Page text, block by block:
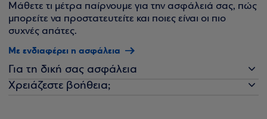
Μάθετε τι μέτρα παίρνουμε για την ασφάλειά σας, πώς
μπορείτε να προστατευτείτε και ποιες είναι οι πιο
συχνές απάτες.
Με ενδιαφέρει η ασφάλεια
Για τη δική σας ασφάλεια
Χρειάζεστε βοήθεια;